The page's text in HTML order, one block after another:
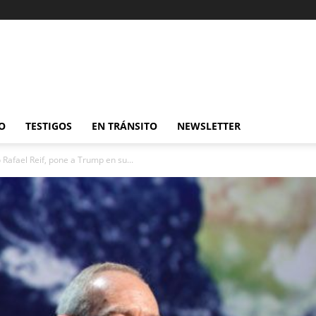
TESTIGOS EN TRÁNSITO NEWSLETTER
Reif, pone a Trump en su...